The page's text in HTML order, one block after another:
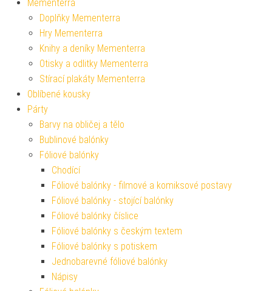
Mementerra
Doplňky Mementerra
Hry Mementerra
Knihy a deníky Mementerra
Otisky a odlitky Mementerra
Stírací plakáty Mementerra
Oblíbené kousky
Párty
Barvy na obličej a tělo
Bublinové balónky
Fóliové balónky
Chodící
Fóliové balónky - filmové a komiksové postavy
Fóliové balónky - stojící balónky
Fóliové balónky číslice
Fóliové balónky s českým textem
Fóliové balónky s potiskem
Jednobarevné fóliové balónky
Nápisy